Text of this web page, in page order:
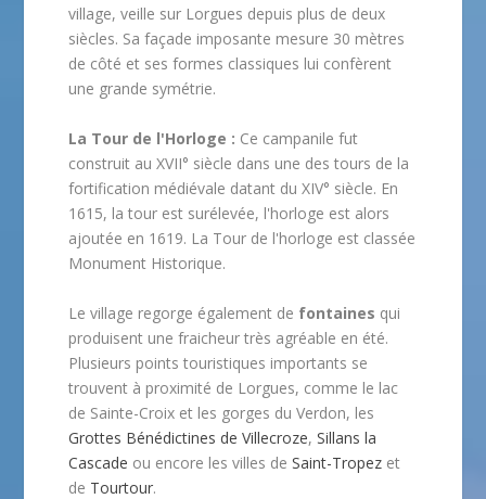
village, veille sur Lorgues depuis plus de deux
siècles. Sa façade imposante mesure 30 mètres
de côté et ses formes classiques lui confèrent
une grande symétrie.
La Tour de l'Horloge : Ce campanile fut
construit au XVII° siècle dans une des tours de la
fortification médiévale datant du XIV° siècle. En
1615, la tour est surélevée, l'horloge est alors
ajoutée en 1619. La Tour de l'horloge est classée
Monument Historique.
Le village regorge également de fontaines qui
produisent une fraicheur très agréable en été.
Plusieurs points touristiques importants se
trouvent à proximité de Lorgues, comme le lac
de Sainte-Croix et les gorges du Verdon, les
Grottes Bénédictines de Villecroze, Sillans la
Cascade ou encore les villes de Saint-Tropezet
de Tourtour.